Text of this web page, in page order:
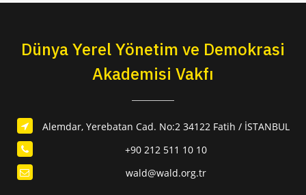
Dünya Yerel Yönetim ve Demokrasi
Akademisi Vakfı
Alemdar, Yerebatan Cad. No:2 34122 Fatih / İSTANBUL
+90 212 511 10 10
wald@wald.org.tr